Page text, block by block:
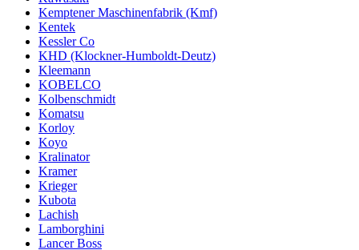
Kemptener Maschinenfabrik (Kmf)
Kentek
Kessler Co
KHD (Klockner-Humboldt-Deutz)
Kleemann
KOBELCO
Kolbenschmidt
Komatsu
Korloy
Koyo
Kralinator
Kramer
Krieger
Kubota
Lachish
Lamborghini
Lancer Boss